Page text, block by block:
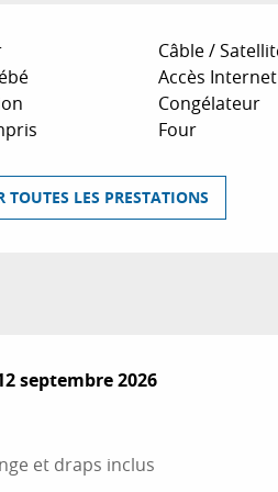
Câble /
Accès
Congélateur
Four
TOUTES LES PRESTATIONS
2026au12 septembre 2026
septembre 2026
et draps inclus